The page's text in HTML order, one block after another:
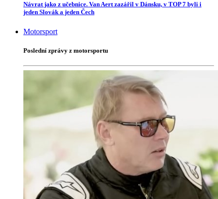
Návrat jako z učebnice. Van Aert zazářil v Dánsku, v TOP 7 byli i
jeden Slovák a jeden Čech
Motorsport
Poslední zprávy z motorsportu